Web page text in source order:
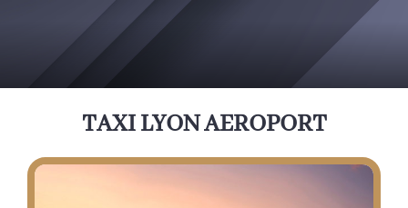
TAXI LYON AEROPORT